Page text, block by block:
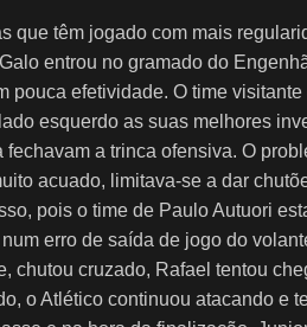
que têm jogado com mais
entrou no gramado do
pouca efetividade. O time
esquerdo as suas melhores
a trinca ofensiva. O
acuado, limitava-se a dar
pois o time de Paulo Autuori
erro de saída de jogo do
chutou cruzado, Rafael tentou
o Atlético continuou atacando e